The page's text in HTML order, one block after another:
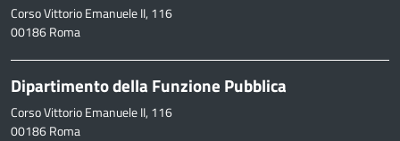
Corso Vittorio Emanuele II, 116
00186 Roma
Dipartimento della Funzione Pubblica
Corso Vittorio Emanuele II, 116
00186 Roma